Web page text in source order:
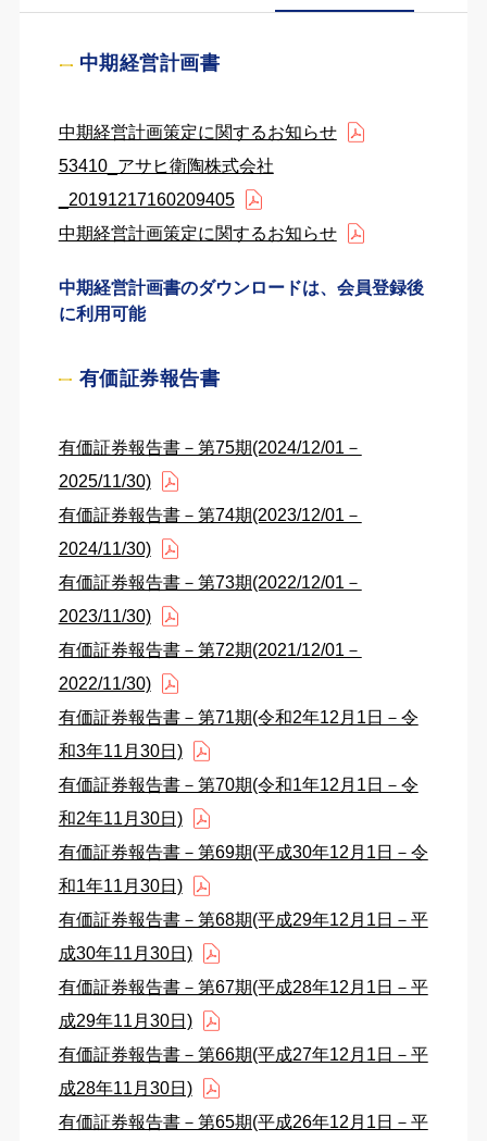
中期経営計画書
中期経営計画策定に関するお知らせ
53410_アサヒ衛陶株式会社
_20191217160209405
中期経営計画策定に関するお知らせ
中期経営計画書のダウンロードは、会員登録後
に利用可能
有価証券報告書
有価証券報告書－第75期(2024/12/01－
2025/11/30)
有価証券報告書－第74期(2023/12/01－
2024/11/30)
有価証券報告書－第73期(2022/12/01－
2023/11/30)
有価証券報告書－第72期(2021/12/01－
2022/11/30)
有価証券報告書－第71期(令和2年12月1日－令
和3年11月30日)
有価証券報告書－第70期(令和1年12月1日－令
和2年11月30日)
有価証券報告書－第69期(平成30年12月1日－令
和1年11月30日)
有価証券報告書－第68期(平成29年12月1日－平
成30年11月30日)
有価証券報告書－第67期(平成28年12月1日－平
成29年11月30日)
有価証券報告書－第66期(平成27年12月1日－平
成28年11月30日)
有価証券報告書－第65期(平成26年12月1日－平